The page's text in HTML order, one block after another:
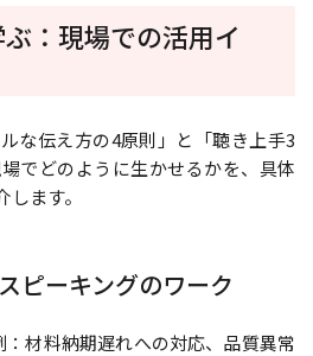
：現場での活用イ
な伝え方の4原則」と「聴き上手3
でどのように生かせるかを、具体
ます。
ピーキングのワーク
材料納期遅れへの対応、品質異常